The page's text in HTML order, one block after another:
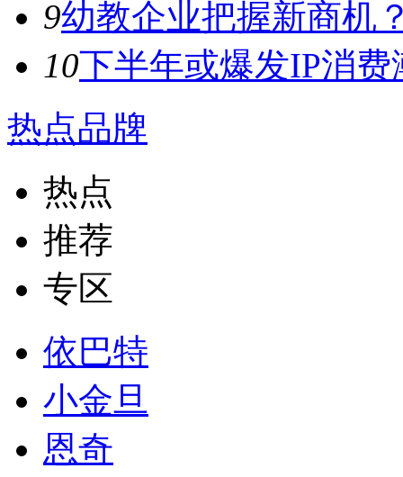
9幼教企业把握新商机
10下半年或爆发IP消
热点品牌
热点
推荐
专区
依巴特
小金旦
恩奇